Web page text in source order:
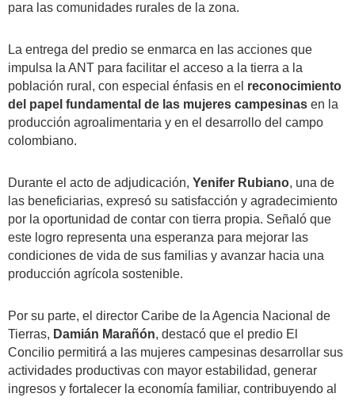
para las comunidades rurales de la zona.
La entrega del predio se enmarca en las acciones que
impulsa la ANT para facilitar el acceso a la tierra a la
población rural, con especial énfasis en el reconocimiento
del papel fundamental de las mujeres campesinas en la
producción agroalimentaria y en el desarrollo del campo
colombiano.
Durante el acto de adjudicación, Yenifer Rubiano, una de
las beneficiarias, expresó su satisfacción y agradecimiento
por la oportunidad de contar con tierra propia. Señaló que
este logro representa una esperanza para mejorar las
condiciones de vida de sus familias y avanzar hacia una
producción agrícola sostenible.
Por su parte, el director Caribe de la Agencia Nacional de
Tierras, Damián Marañón, destacó que el predio El
Concilio permitirá a las mujeres campesinas desarrollar sus
actividades productivas con mayor estabilidad, generar
ingresos y fortalecer la economía familiar, contribuyendo al